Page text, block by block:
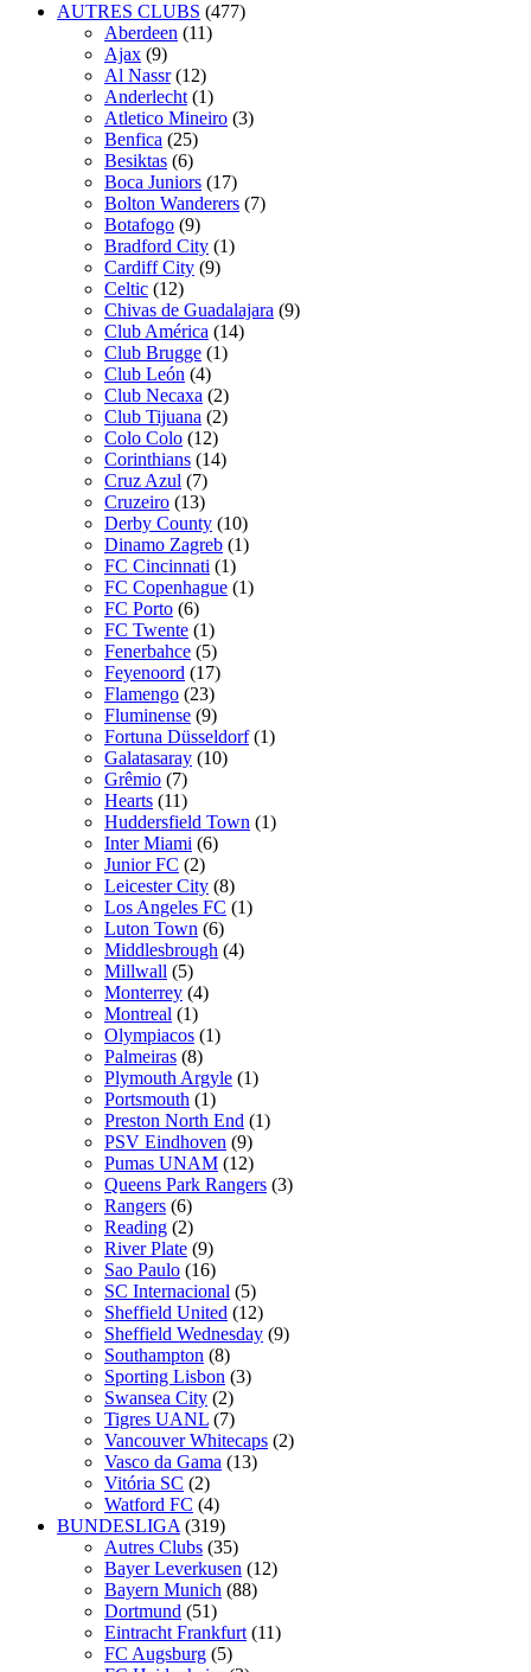
AUTRES CLUBS (477)
Aberdeen (11)
Ajax (9)
Al Nassr (12)
Anderlecht (1)
Atletico Mineiro (3)
Benfica (25)
Besiktas (6)
Boca Juniors (17)
Bolton Wanderers (7)
Botafogo (9)
Bradford City (1)
Cardiff City (9)
Celtic (12)
Chivas de Guadalajara (9)
Club América (14)
Club Brugge (1)
Club León (4)
Club Necaxa (2)
Club Tijuana (2)
Colo Colo (12)
Corinthians (14)
Cruz Azul (7)
Cruzeiro (13)
Derby County (10)
Dinamo Zagreb (1)
FC Cincinnati (1)
FC Copenhague (1)
FC Porto (6)
FC Twente (1)
Fenerbahce (5)
Feyenoord (17)
Flamengo (23)
Fluminense (9)
Fortuna Düsseldorf (1)
Galatasaray (10)
Grêmio (7)
Hearts (11)
Huddersfield Town (1)
Inter Miami (6)
Junior FC (2)
Leicester City (8)
Los Angeles FC (1)
Luton Town (6)
Middlesbrough (4)
Millwall (5)
Monterrey (4)
Montreal (1)
Olympiacos (1)
Palmeiras (8)
Plymouth Argyle (1)
Portsmouth (1)
Preston North End (1)
PSV Eindhoven (9)
Pumas UNAM (12)
Queens Park Rangers (3)
Rangers (6)
Reading (2)
River Plate (9)
Sao Paulo (16)
SC Internacional (5)
Sheffield United (12)
Sheffield Wednesday (9)
Southampton (8)
Sporting Lisbon (3)
Swansea City (2)
Tigres UANL (7)
Vancouver Whitecaps (2)
Vasco da Gama (13)
Vitória SC (2)
Watford FC (4)
BUNDESLIGA (319)
Autres Clubs (35)
Bayer Leverkusen (12)
Bayern Munich (88)
Dortmund (51)
Eintracht Frankfurt (11)
FC Augsburg (5)